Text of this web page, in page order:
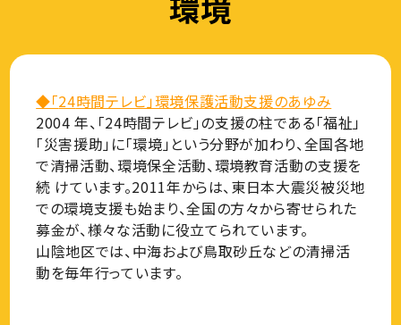
◆「24時間テレビ」環境保護活動支援のあゆみ
2004 年、「24時間テレビ」の支援の柱である「福祉」
「災害援助」に「環境」という分野が加わり、全国各地
で清掃活動、環境保全活動、環境教育活動の支援を
続 けています。2011年からは、東日本大震災被災地
での環境支援も始まり、全国の方々から寄せられた
募金が、様々な活動に役立てられています。
山陰地区では、中海および鳥取砂丘などの清掃活
動を毎年行っています。